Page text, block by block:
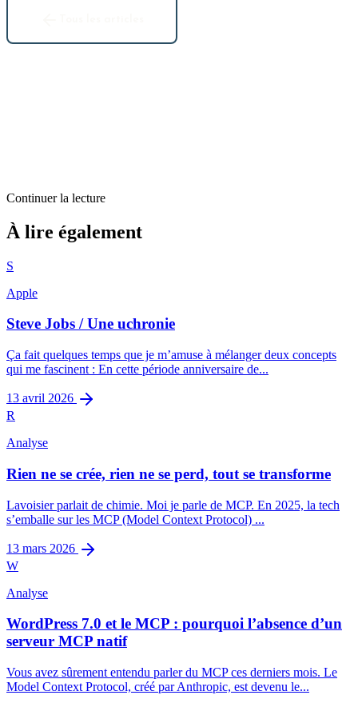
Continuer la lecture
À lire également
S
Apple
Steve Jobs / Une uchronie
Ça fait quelques temps que je m’amuse à mélanger deux concepts
qui me fascinent : En cette période anniversaire de...
13 avril 2026
R
Analyse
Rien ne se crée, rien ne se perd, tout se transforme
Lavoisier parlait de chimie. Moi je parle de MCP. En 2025, la tech
s’emballe sur les MCP (Model Context Protocol) ...
13 mars 2026
W
Analyse
WordPress 7.0 et le MCP : pourquoi l’absence d’un
serveur MCP natif
Vous avez sûrement entendu parler du MCP ces derniers mois. Le
Model Context Protocol, créé par Anthropic, est devenu le...